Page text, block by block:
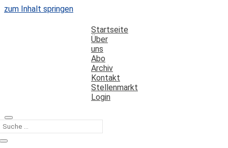
zum Inhalt springen
Startseite
Über
uns
Abo
Archiv
Kontakt
Stellenmarkt
Login
Kategorie